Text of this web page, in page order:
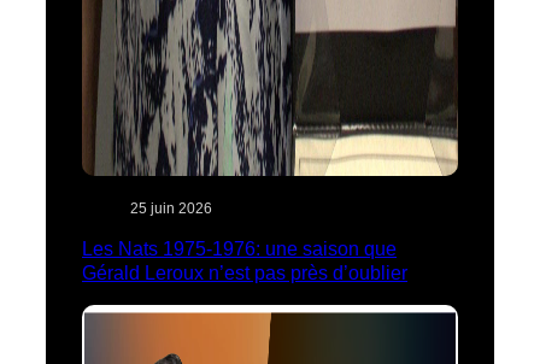
25 juin 2026
Les Nats 1975-1976: une saison que
Gérald Leroux n’est pas près d’oublier